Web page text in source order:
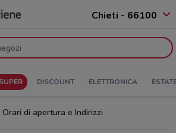
Chieti - 66100
DISCOUNT ELETTRONICA
di apertura e Indirizzi